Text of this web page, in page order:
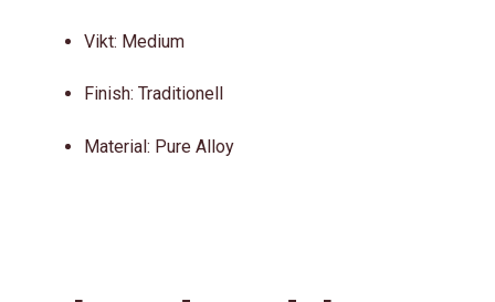
Vikt: Medium
Finish: Traditionell
Material: Pure Alloy